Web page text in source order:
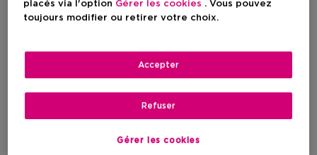
Prix promotionnel
200,20 €
AJOUTER AU PANIER
placés via l'option Gérer les cookies . Vous pouvez
toujours modifier ou retirer votre choix.
Gérer les cookies
Refuser
Accepter